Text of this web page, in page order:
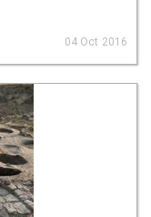
04 Oct 2016